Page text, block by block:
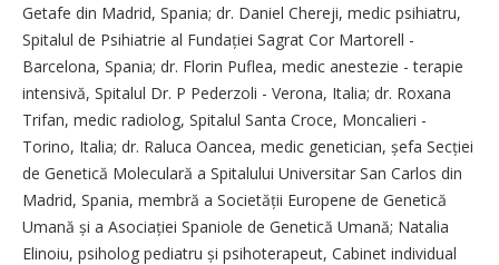
Getafe din Madrid, Spania; dr. Daniel Chereji, medic psihiatru,
Spitalul de Psihiatrie al Fundației Sagrat Cor Martorell -
Barcelona, Spania; dr. Florin Puflea, medic anestezie - terapie
intensivă, Spitalul Dr. P Peder­zoli - Verona, Italia; dr. Roxana
Trifan, medic radiolog, Spitalul Santa Croce, Moncalieri -
Torino, Italia; dr. Raluca Oancea, medic genetician, șefa Secției
de Genetică Moleculară a Spitalului Universitar San Carlos din
Madrid, Spania, membră a Societății Europene de Genetică
Umană și a Asociației Spaniole de Genetică Umană; Natalia
Elinoiu, psiholog pediatru și psihoterapeut, Cabinet individual